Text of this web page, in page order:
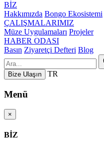
BİZ
Hakkımızda Bongo Ekosistemi
ÇALIŞMALARIMIZ
Müze Uygulamaları Projeler
HABER ODASI
Basın Ziyaretçi Defteri Blog
Bize Ulaşın TR
Menü
×
BİZ